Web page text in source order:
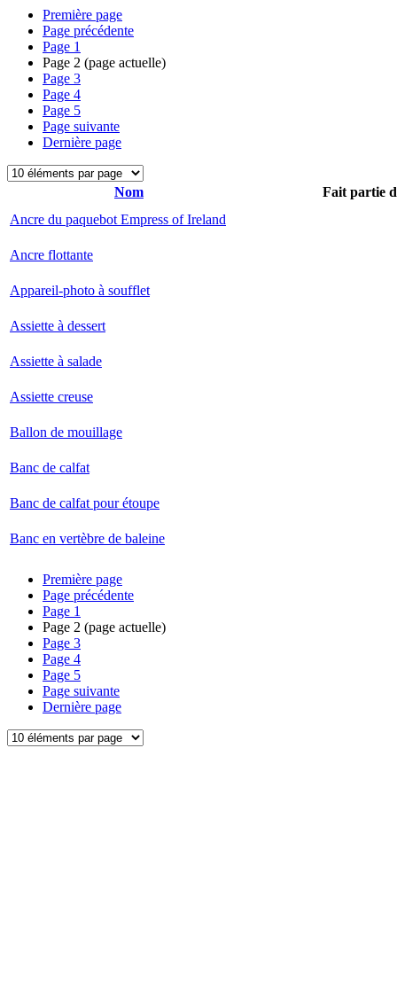
Première page
Page précédente
Page 1
Page 2 (page actuelle)
Page 3
Page 4
Page 5
Page suivante
Dernière page
Nom
Fait partie
Ancre du paquebot Empress of Ireland
Ancre flottante
Appareil-photo à soufflet
Assiette à dessert
Assiette à salade
Assiette creuse
Ballon de mouillage
Banc de calfat
Banc de calfat pour étoupe
Banc en vertèbre de baleine
Première page
Page précédente
Page 1
Page 2 (page actuelle)
Page 3
Page 4
Page 5
Page suivante
Dernière page